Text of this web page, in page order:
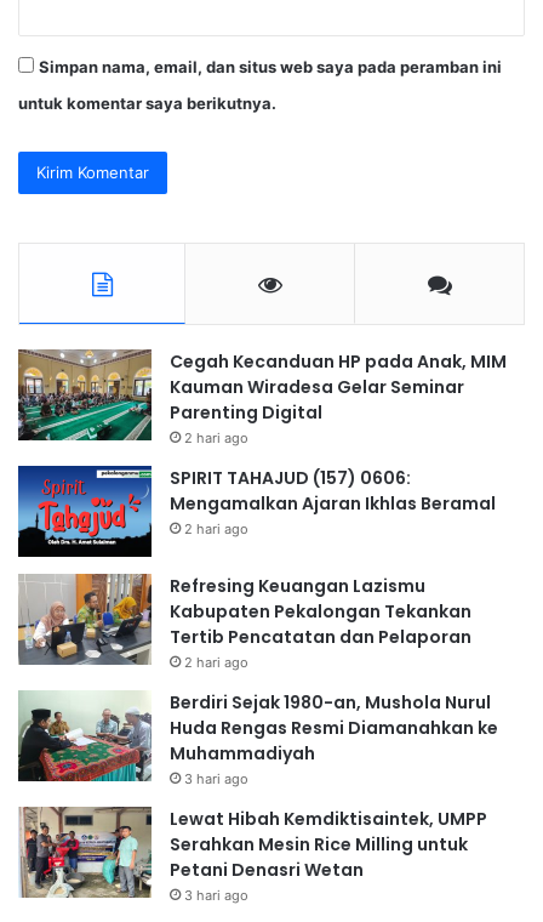
Simpan nama, email, dan situs web saya pada peramban ini
untuk komentar saya berikutnya.
Cegah Kecanduan HP pada Anak, MIM
Kauman Wiradesa Gelar Seminar
Parenting Digital
2 hari ago
SPIRIT TAHAJUD (157) 0606:
Mengamalkan Ajaran Ikhlas Beramal
2 hari ago
Refresing Keuangan Lazismu
Kabupaten Pekalongan Tekankan
Tertib Pencatatan dan Pelaporan
2 hari ago
Berdiri Sejak 1980-an, Mushola Nurul
Huda Rengas Resmi Diamanahkan ke
Muhammadiyah
3 hari ago
Lewat Hibah Kemdiktisaintek, UMPP
Serahkan Mesin Rice Milling untuk
Petani Denasri Wetan
3 hari ago